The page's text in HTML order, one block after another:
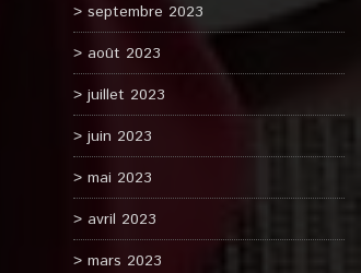
septembre 2023
août 2023
juillet 2023
juin 2023
mai 2023
avril 2023
mars 2023